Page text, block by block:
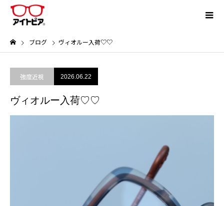
ブログ ⁡ヴィオルー入荷♡♡
強度近視 2026.06.22
⁡ヴィオルー入荷♡♡